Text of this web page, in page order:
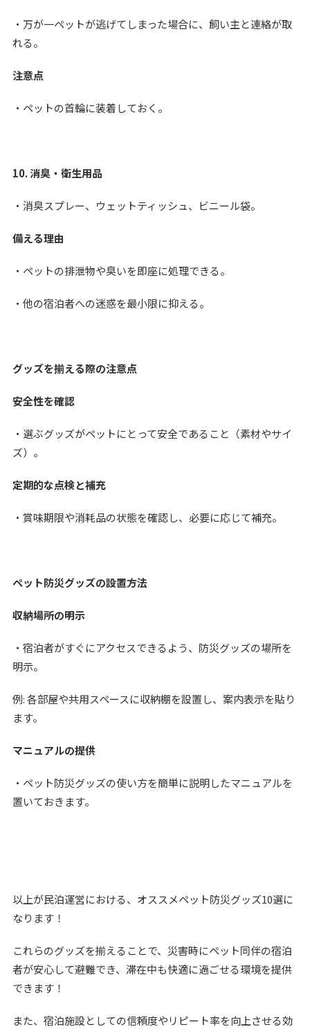
・万が一ペットが逃げてしまった場合に、飼い主と連絡が取
れる。
注意点
・ペットの首輪に装着しておく。
10. 消臭・衛生用品
・消臭スプレー、ウェットティッシュ、ビニール袋。
備える理由
・ペットの排泄物や臭いを即座に処理できる。
・他の宿泊者への迷惑を最小限に抑える。
グッズを揃える際の注意点
安全性を確認
・選ぶグッズがペットにとって安全であること（素材やサイ
ズ）。
定期的な点検と補充
・賞味期限や消耗品の状態を確認し、必要に応じて補充。
ペット防災グッズの設置方法
収納場所の明示
・宿泊者がすぐにアクセスできるよう、防災グッズの場所を
明示。
例: 各部屋や共用スペースに収納棚を設置し、案内表示を貼り
ます。
マニュアルの提供
・ペット防災グッズの使い方を簡単に説明したマニュアルを
置いておきます。
以上が民泊運営における、オススメペット防災グッズ10選に
なります！
これらのグッズを揃えることで、災害時にペット同伴の宿泊
者が安心して避難でき、滞在中も快適に過ごせる環境を提供
できます！
また、宿泊施設としての信頼度やリピート率を向上させる効